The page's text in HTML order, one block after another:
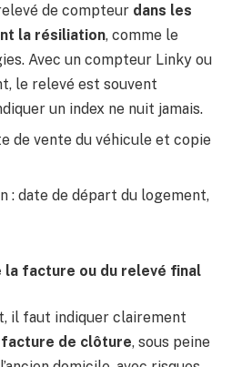
de compteur dans les
la résiliation, comme le
Avec un compteur Linky ou
le relevé est souvent
un index ne nuit jamais.
de vente du véhicule et copie
: date de départ du logement,
la facture ou du relevé final
il faut indiquer clairement
de clôture, sous peine